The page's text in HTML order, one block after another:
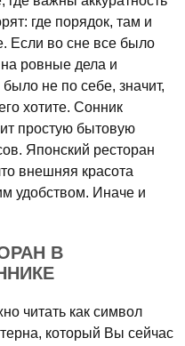
где порядок, там и
Если во сне все было
ровные дела и
не по себе, значит,
хотите. Сонник
простую бытовую
Японский ресторан
внешняя красота
удобством. Иначе и
В
читать как символ
который Вы сейчас